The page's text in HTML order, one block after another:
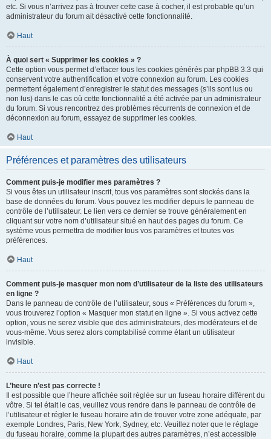
etc. Si vous n’arrivez pas à trouver cette case à cocher, il est probable qu’un
administrateur du forum ait désactivé cette fonctionnalité.
Haut
À quoi sert « Supprimer les cookies » ?
Cette option vous permet d’effacer tous les cookies générés par phpBB 3.3 qui
conservent votre authentification et votre connexion au forum. Les cookies
permettent également d’enregistrer le statut des messages (s’ils sont lus ou
non lus) dans le cas où cette fonctionnalité a été activée par un administrateur
du forum. Si vous rencontrez des problèmes récurrents de connexion et de
déconnexion au forum, essayez de supprimer les cookies.
Haut
Préférences et paramètres des utilisateurs
Comment puis-je modifier mes paramètres ?
Si vous êtes un utilisateur inscrit, tous vos paramètres sont stockés dans la
base de données du forum. Vous pouvez les modifier depuis le panneau de
contrôle de l’utilisateur. Le lien vers ce dernier se trouve généralement en
cliquant sur votre nom d’utilisateur situé en haut des pages du forum. Ce
système vous permettra de modifier tous vos paramètres et toutes vos
préférences.
Haut
Comment puis-je masquer mon nom d’utilisateur de la liste des utilisateurs
en ligne ?
Dans le panneau de contrôle de l’utilisateur, sous « Préférences du forum »,
vous trouverez l’option « Masquer mon statut en ligne ». Si vous activez cette
option, vous ne serez visible que des administrateurs, des modérateurs et de
vous-même. Vous serez alors comptabilisé comme étant un utilisateur
invisible.
Haut
L’heure n’est pas correcte !
Il est possible que l’heure affichée soit réglée sur un fuseau horaire différent du
vôtre. Si tel était le cas, veuillez vous rendre dans le panneau de contrôle de
l’utilisateur et régler le fuseau horaire afin de trouver votre zone adéquate, par
exemple Londres, Paris, New York, Sydney, etc. Veuillez noter que le réglage
du fuseau horaire, comme la plupart des autres paramètres, n’est accessible